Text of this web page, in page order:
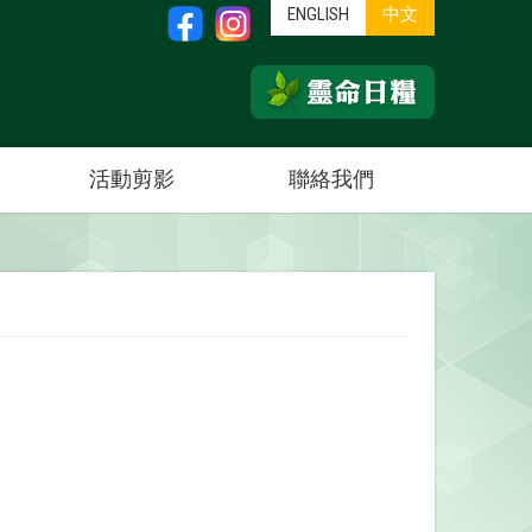
ENGLISH 中文
活動剪影 聯絡我們